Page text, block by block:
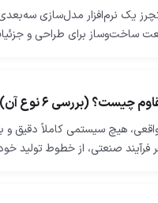
یک نرم‌افزار مدل‌سازی
ساخت‌وساز برای طراحی و
چیست؟ (بررسی 6 نوع آن)
هیچ سیستمی کاملاً دقیق
فرآیند صنعتی، از خطوط تولید